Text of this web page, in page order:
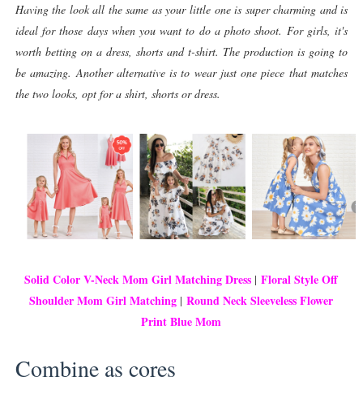
Having the look all the same as your little one is super charming and is
ideal for those days when you want to do a photo shoot. For girls, it's
worth betting on a dress, shorts and t-shirt. The production is going to
be amazing. Another alternative is to wear just one piece that matches
the two looks, opt for a shirt, shorts or dress.
Solid Color V-Neck Mom Girl Matching Dress | Floral Style Off
Shoulder Mom Girl Matching |Round Neck Sleeveless Flower
Print Blue Mom
Combine as cores